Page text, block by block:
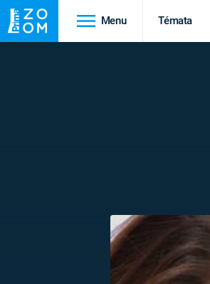
Menu Témata